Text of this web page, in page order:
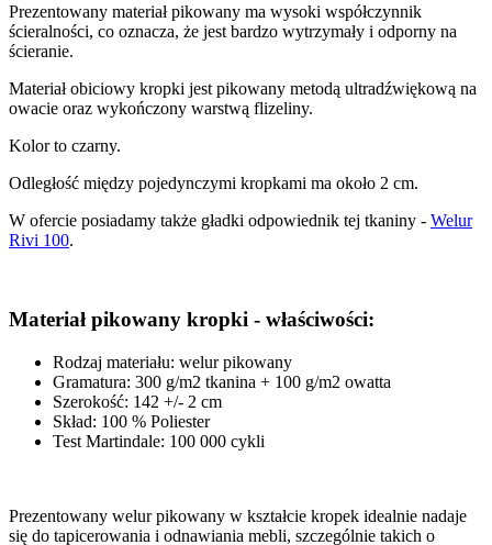
Prezentowany materiał pikowany ma wysoki współczynnik
ścieralności, co oznacza, że jest bardzo wytrzymały i odporny na
ścieranie.
Materiał obiciowy kropki jest pikowany metodą ultradźwiękową na
owacie oraz wykończony warstwą flizeliny.
Kolor to czarny.
Odległość między pojedynczymi kropkami ma około 2 cm.
W ofercie posiadamy także gładki odpowiednik tej tkaniny - Welur
Rivi 100.
Materiał pikowany kropki - właściwości:
Rodzaj materiału: welur pikowany
Gramatura: 300 g/m2 tkanina + 100 g/m2 owatta
Szerokość: 142 +/- 2 cm
Skład: 100 % Poliester
Test Martindale: 100 000 cykli
Prezentowany welur pikowany w kształcie kropek idealnie nadaje
się do tapicerowania i odnawiania mebli, szczególnie takich o